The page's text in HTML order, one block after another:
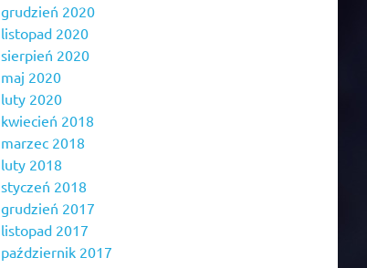
grudzień 2020
listopad 2020
sierpień 2020
maj 2020
luty 2020
kwiecień 2018
marzec 2018
luty 2018
styczeń 2018
grudzień 2017
listopad 2017
październik 2017